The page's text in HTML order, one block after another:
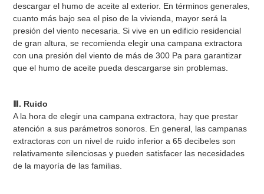
descargar el humo de aceite al exterior. En términos generales,
cuanto más bajo sea el piso de la vivienda, mayor será la
presión del viento necesaria. Si vive en un edificio residencial
de gran altura, se recomienda elegir una campana extractora
con una presión del viento de más de 300 Pa para garantizar
que el humo de aceite pueda descargarse sin problemas.
Ⅲ. Ruido
A la hora de elegir una campana extractora, hay que prestar
atención a sus parámetros sonoros. En general, las campanas
extractoras con un nivel de ruido inferior a 65 decibeles son
relativamente silenciosas y pueden satisfacer las necesidades
de la mayoría de las familias.